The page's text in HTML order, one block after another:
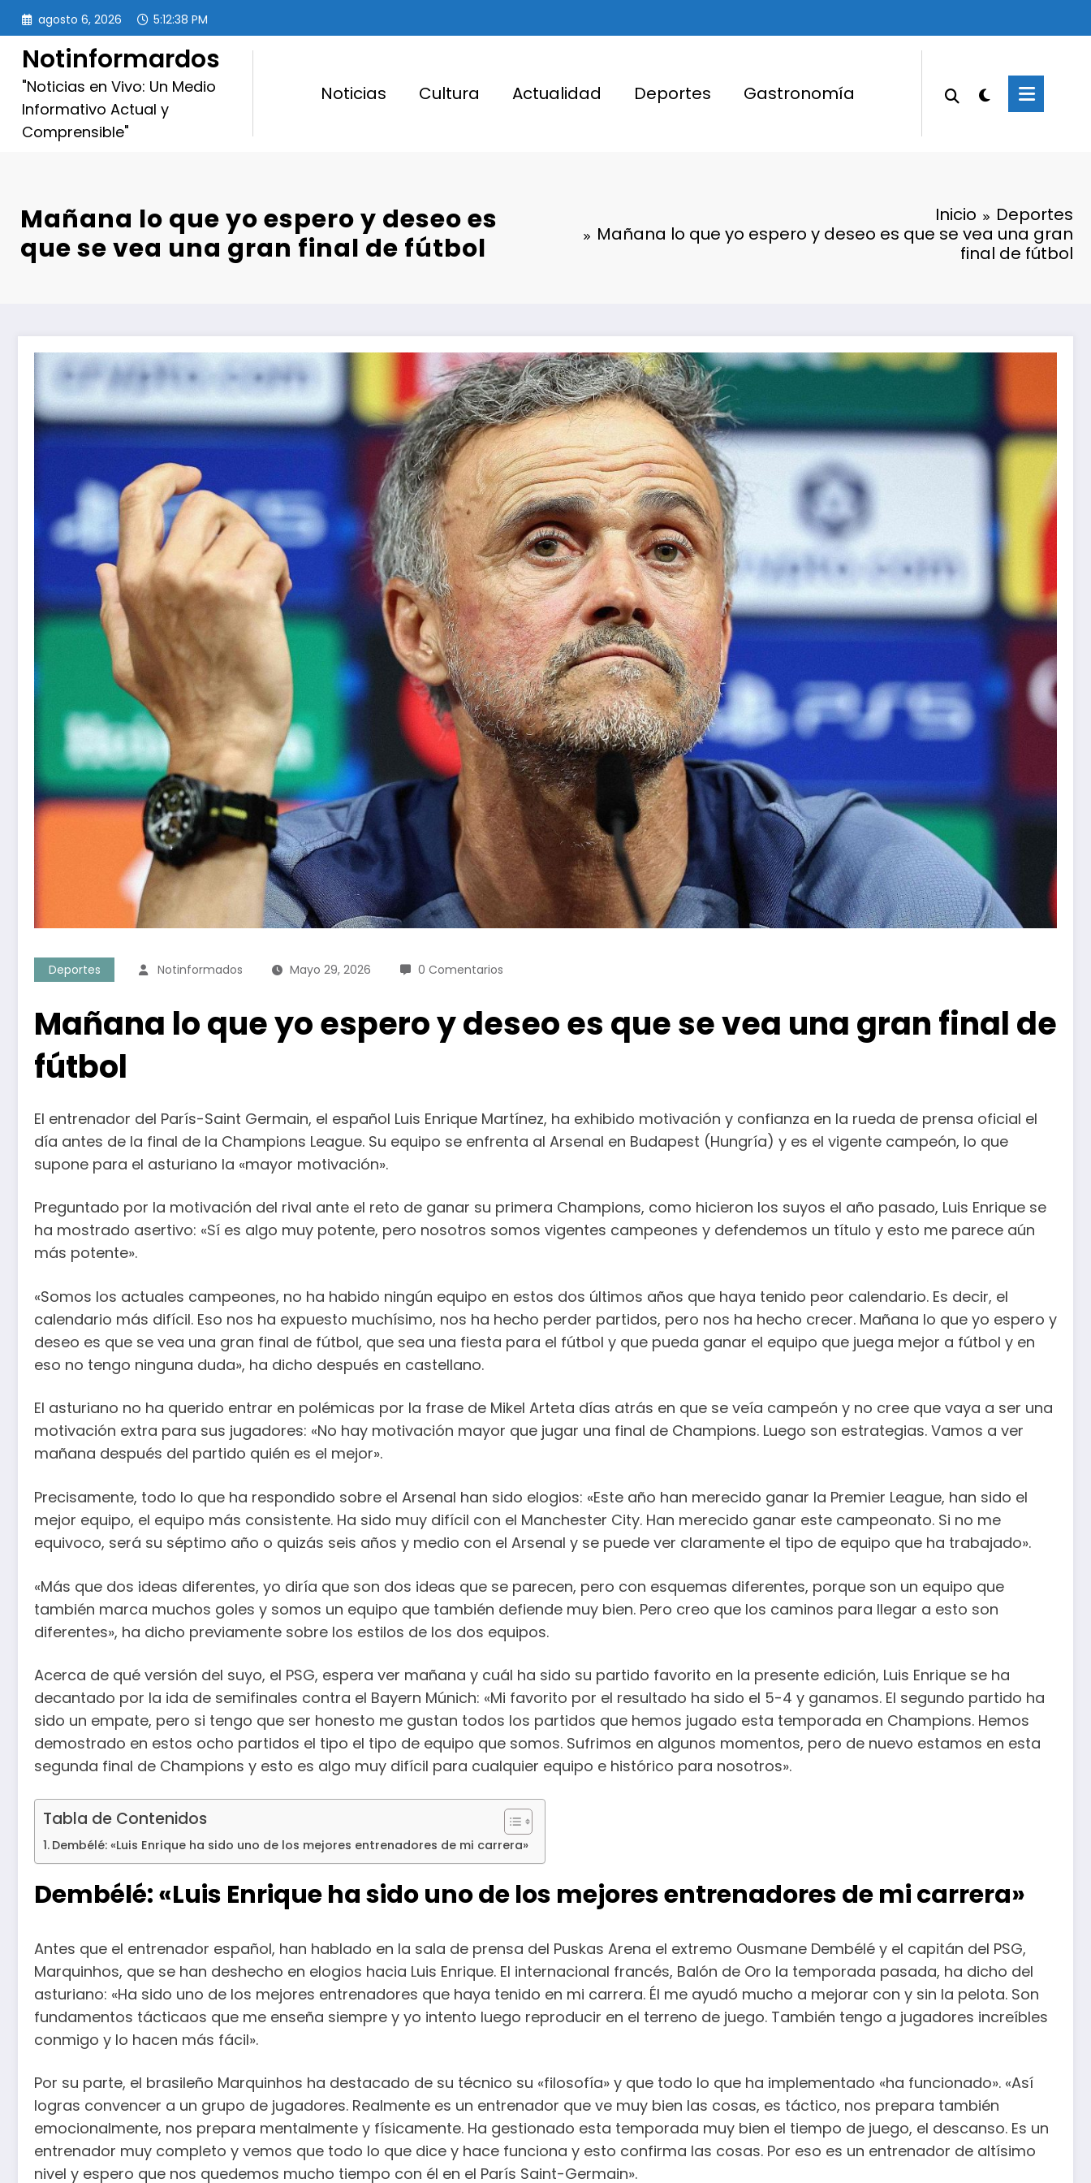
Saltar
contenido
agosto 6, 2026 5:12:39 PM
Notinformardos
"Noticias en Vivo: Un Medio
Informativo Actual y
Comprensible"
Noticias Cultura Actualidad Deportes Gastronomía
Mañana lo que yo espero y deseo es
que se vea una gran final de fútbol
Inicio
Deportes
Mañana lo que yo espero y deseo es que se vea una gran
final de fútbol
Deportes Notinformados Mayo 29, 2026 0 Comentarios
Mañana lo que yo espero y deseo es que se vea una gran final de
fútbol
El entrenador del París-Saint Germain, el español Luis Enrique Martínez, ha exhibido motivación y confianza en la rueda de prensa oficial el
día antes de la final de la Champions League. Su equipo se enfrenta al Arsenal en Budapest (Hungría) y es el vigente campeón, lo que
supone para el asturiano la «mayor motivación».
Preguntado por la motivación del rival ante el reto de ganar su primera Champions, como hicieron los suyos el año pasado, Luis Enrique se
ha mostrado asertivo: «Sí es algo muy potente, pero nosotros somos vigentes campeones y defendemos un título y esto me parece aún
más potente».
«Somos los actuales campeones, no ha habido ningún equipo en estos dos últimos años que haya tenido peor calendario. Es decir, el
calendario más difícil. Eso nos ha expuesto muchísimo, nos ha hecho perder partidos, pero nos ha hecho crecer. Mañana lo que yo espero y
deseo es que se vea una gran final de fútbol, que sea una fiesta para el fútbol y que pueda ganar el equipo que juega mejor a fútbol y en
eso no tengo ninguna duda», ha dicho después en castellano.
El asturiano no ha querido entrar en polémicas por la frase de Mikel Arteta días atrás en que se veía campeón y no cree que vaya a ser una
motivación extra para sus jugadores: «No hay motivación mayor que jugar una final de Champions. Luego son estrategias. Vamos a ver
mañana después del partido quién es el mejor».
Precisamente, todo lo que ha respondido sobre el Arsenal han sido elogios: «Este año han merecido ganar la Premier League, han sido el
mejor equipo, el equipo más consistente. Ha sido muy difícil con el Manchester City. Han merecido ganar este campeonato. Si no me
equivoco, será su séptimo año o quizás seis años y medio con el Arsenal y se puede ver claramente el tipo de equipo que ha trabajado».
«Más que dos ideas diferentes, yo diría que son dos ideas que se parecen, pero con esquemas diferentes, porque son un equipo que
también marca muchos goles y somos un equipo que también defiende muy bien. Pero creo que los caminos para llegar a esto son
diferentes», ha dicho previamente sobre los estilos de los dos equipos.
Acerca de qué versión del suyo, el PSG, espera ver mañana y cuál ha sido su partido favorito en la presente edición, Luis Enrique se ha
decantado por la ida de semifinales contra el Bayern Múnich: «Mi favorito por el resultado ha sido el 5-4 y ganamos. El segundo partido ha
sido un empate, pero si tengo que ser honesto me gustan todos los partidos que hemos jugado esta temporada en Champions. Hemos
demostrado en estos ocho partidos el tipo el tipo de equipo que somos. Sufrimos en algunos momentos, pero de nuevo estamos en esta
segunda final de Champions y esto es algo muy difícil para cualquier equipo e histórico para nosotros».
Tabla de Contenidos
Dembélé: «Luis Enrique ha sido uno de los mejores entrenadores de mi carrera»
Dembélé: «Luis Enrique ha sido uno de los mejores entrenadores de mi carrera»
Antes que el entrenador español, han hablado en la sala de prensa del Puskas Arena el extremo Ousmane Dembélé y el capitán del PSG,
Marquinhos, que se han deshecho en elogios hacia Luis Enrique. El internacional francés, Balón de Oro la temporada pasada, ha dicho del
asturiano: «Ha sido uno de los mejores entrenadores que haya tenido en mi carrera. Él me ayudó mucho a mejorar con y sin la pelota. Son
fundamentos tácticaos que me enseña siempre y yo intento luego reproducir en el terreno de juego. También tengo a jugadores increíbles
conmigo y lo hacen más fácil».
Por su parte, el brasileño Marquinhos ha destacado de su técnico su «filosofía» y que todo lo que ha implementado «ha funcionado». «Así
logras convencer a un grupo de jugadores. Realmente es un entrenador que ve muy bien las cosas, es táctico, nos prepara también
emocionalmente, nos prepara mentalmente y físicamente. Ha gestionado esta temporada muy bien el tiempo de juego, el descanso. Es un
entrenador muy completo y vemos que todo lo que dice y hace funciona y esto confirma las cosas. Por eso es un entrenador de altísimo
nivel y espero que nos quedemos mucho tiempo con él en el París Saint-Germain».